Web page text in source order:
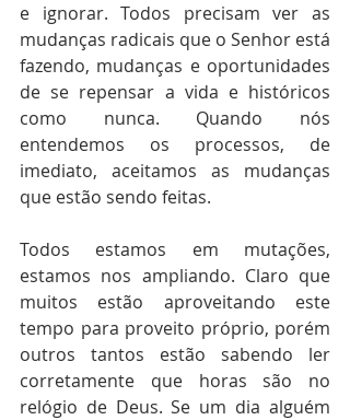
e ignorar. Todos precisam ver as
mudanças radicais que o Senhor está
fazendo, mudanças e oportunidades
de se repensar a vida e históricos
como nunca. Quando nós
entendemos os processos, de
imediato, aceitamos as mudanças
que estão sendo feitas.
Todos estamos em mutações,
estamos nos ampliando. Claro que
muitos estão aproveitando este
tempo para proveito próprio, porém
outros tantos estão sabendo ler
corretamente que horas são no
relógio de Deus. Se um dia alguém